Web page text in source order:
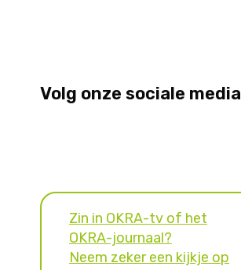
Volg onze sociale media
Zin in OKRA-tv of het
OKRA-journaal?
Neem zeker een kijkje op